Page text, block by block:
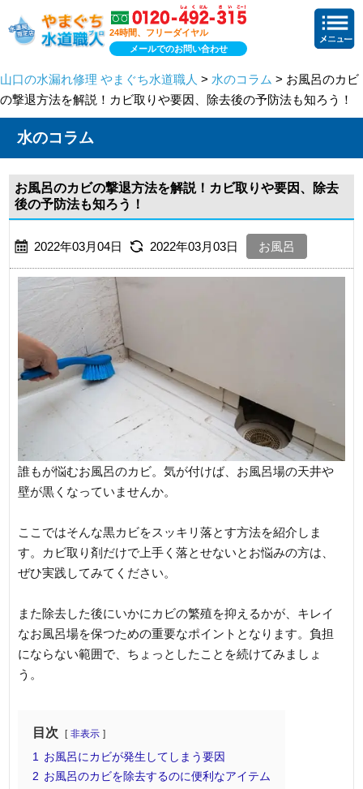
24時間、フリーダイヤル
メールでのお問い合わせ
山口の水漏れ修理 やまぐち水道職人 > 水のコラム > お風呂のカビ
の撃退方法を解説！カビ取りや要因、除去後の予防法も知ろう！
水のコラム
お風呂のカビの撃退方法を解説！カビ取りや要因、除去
後の予防法も知ろう！
2022年03月04日 2022年03月03日 お風呂
誰もが悩むお風呂のカビ。気が付けば、お風呂場の天井や
壁が黒くなっていませんか。
ここではそんな黒カビをスッキリ落とす方法を紹介しま
す。カビ取り剤だけで上手く落とせないとお悩みの方は、
ぜひ実践してみてください。
また除去した後にいかにカビの繁殖を抑えるかが、キレイ
なお風呂場を保つための重要なポイントとなります。負担
にならない範囲で、ちょっとしたことを続けてみましょ
う。
目次 非表示
1 お風呂にカビが発生してしまう要因
2 お風呂のカビを除去するのに便利なアイテム